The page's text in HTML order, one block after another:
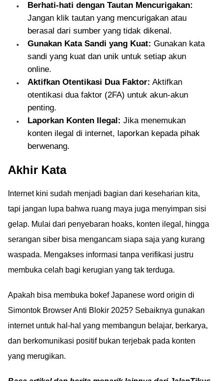
Berhati-hati dengan Tautan Mencurigakan:
Jangan klik tautan yang mencurigakan atau
berasal dari sumber yang tidak dikenal.
Gunakan Kata Sandi yang Kuat: Gunakan kata
sandi yang kuat dan unik untuk setiap akun
online.
Aktifkan Otentikasi Dua Faktor: Aktifkan
otentikasi dua faktor (2FA) untuk akun-akun
penting.
Laporkan Konten Ilegal: Jika menemukan
konten ilegal di internet, laporkan kepada pihak
berwenang.
Akhir Kata
Internet kini sudah menjadi bagian dari keseharian kita,
tapi jangan lupa bahwa ruang maya juga menyimpan sisi
gelap. Mulai dari penyebaran hoaks, konten ilegal, hingga
serangan siber bisa mengancam siapa saja yang kurang
waspada. Mengakses informasi tanpa verifikasi justru
membuka celah bagi kerugian yang tak terduga.
Apakah bisa membuka bokef Japanese word origin di
Simontok Browser Anti Blokir 2025? Sebaiknya gunakan
internet untuk hal-hal yang membangun belajar, berkarya,
dan berkomunikasi positif bukan terjebak pada konten
yang merugikan.